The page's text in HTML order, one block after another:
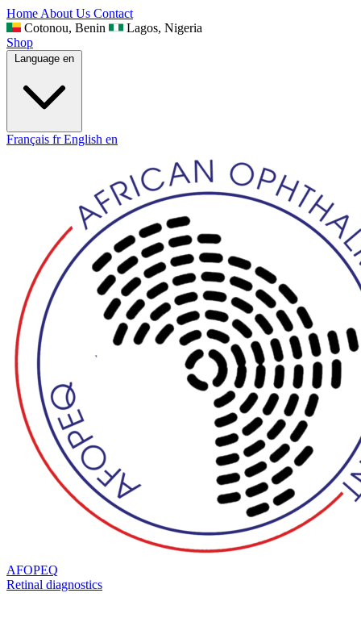
Home About Us Contact
Cotonou, Benin
Lagos, Nigeria
Shop
Language en
Français fr English en
AFOPEQ
Retinal diagnostics